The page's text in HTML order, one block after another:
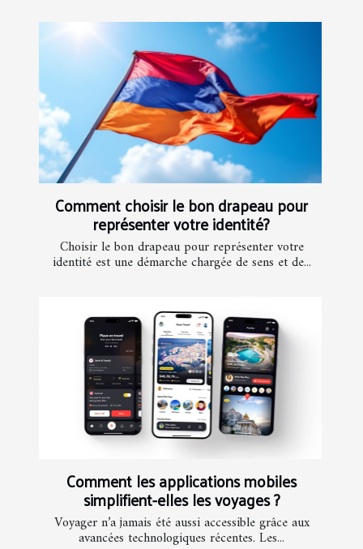
Comment choisir le bon drapeau pour
représenter votre identité?
Choisir le bon drapeau pour représenter votre
identité est une démarche chargée de sens et de...
Comment les applications mobiles
simplifient-elles les voyages ?
Voyager n’a jamais été aussi accessible grâce aux
avancées technologiques récentes. Les...